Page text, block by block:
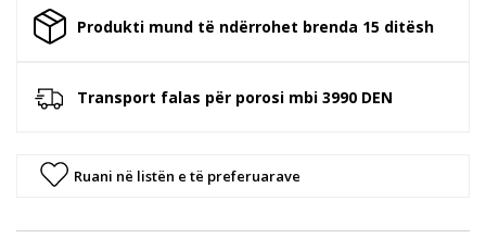
Produkti mund të ndërrohet brenda 15 ditësh
Transport falas për porosi mbi 3990 DEN
Ruani në listën e të preferuarave